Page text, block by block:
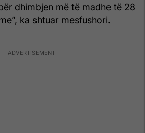
dhimbjen më të madhe të 28
ka shtuar mesfushori.